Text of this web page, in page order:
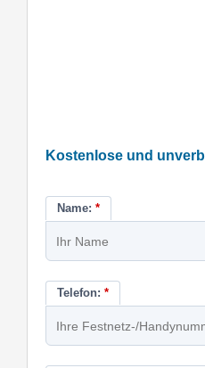
Kostenlose und
Name: *
Telefon: *